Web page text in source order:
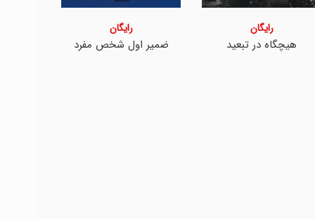
هیچگاه در تبعید
رایگان
ضمیر اول شخص مفرد
رایگان